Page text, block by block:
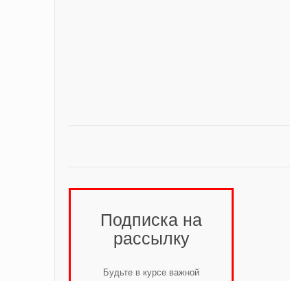
Подписка на
рассылку
Будьте в курсе важной